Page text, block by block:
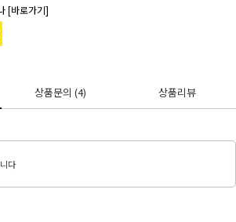
[바로가기]
상품문의 (4) 상품리뷰
다